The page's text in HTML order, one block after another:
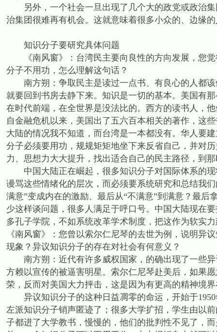
另外，一个社会一旦出现了几个大的政党或政治集
治集团很难再有机会。这就意味着很多小众的、边缘
知识分子要研究具体问题
《南风窗》：台湾民主要向良性的方向发展，您觉
分子不用功，怎么理解这句话？
南方朔：争取民主是读过一点书、有良心的人都该
就要回到书房去静下来。知识是一切的基本。美国有
在时代前端，在全世界是没法比的。西方的读书人，
自金融危机以来，美国出了五六百本相关的著作，这
大陆的情况我不知道，而台湾是一本都没有。华人要
分子必须要用功，规规矩矩地坐下来反省自己，并对
力、思想力大大提升，找出适合自己的民主路径，到
中国大陆正在崛起，很多知识分子对国际体系的现
谩骂这些情绪化的层次，而必须要系统研究和总结我
满意”变成内在的激励、最后从“不满意”到满意？最
少这样谈问题，很多人满足于呼口号。中国大陆现在
多孔子学院，不如系统改革学术制度，把这作为软实
《南风窗》：您曾以索尔仁尼琴的去世为例，说明异
现象？异议知识分子的存在对社会有何意义？
南方朔：近代有许多威权国家，的确出现了一些异
方赖以宣传的被逼害明星。索尔仁尼琴赴美后，如果
荣，反而对美国大力抨击，这是因为有更高的精神境
异议知识分子的这种日益凋零的命运，开始于1950
左派知识分子销声匿迹了；很多大学扩招，学生由以
子都进了大学教书，慢慢的，他们的批判性不见了，